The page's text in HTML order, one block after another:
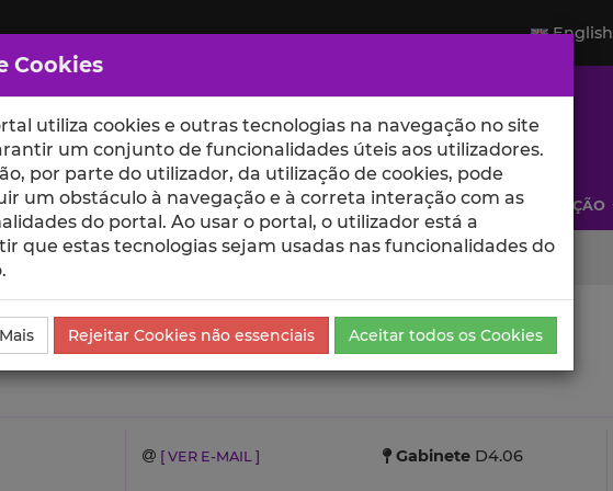
English
ESCOLAS UNIDADES INVESTIGAÇÃO
[ VER E-MAIL ] GabineteD4.06
Cookies
utiliza cookies e outras tecnologias na navegação no site
um conjunto de funcionalidades úteis aos utilizadores.
por parte do utilizador, da utilização de cookies, pode
um obstáculo à navegação e à correta interação com as
do portal. Ao usar o portal, o utilizador está a
que estas tecnologias sejam usadas nas funcionalidades do
Rejeitar Cookies não essenciais Aceitar todos os Cookies